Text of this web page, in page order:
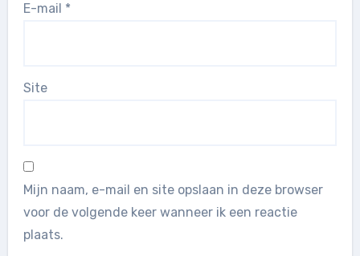
E-mail *
Site
Mijn naam, e-mail en site opslaan in deze browser
voor de volgende keer wanneer ik een reactie
plaats.